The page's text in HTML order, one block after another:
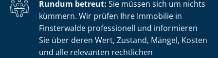
Rundum betreut: Sie müssen sich um nichts
kümmern. Wir prüfen Ihre Immobilie in
Finsterwalde professionell und informieren
Sie über deren Wert, Zustand, Mängel, Kosten
und alle relevanten rechtlichen